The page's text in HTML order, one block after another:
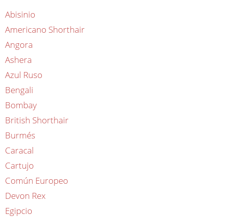
Abisinio
Americano Shorthair
Angora
Ashera
Azul Ruso
Bengali
Bombay
British Shorthair
Burmés
Caracal
Cartujo
Común Europeo
Devon Rex
Egipcio